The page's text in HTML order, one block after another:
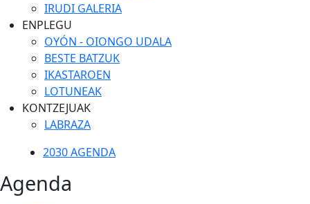
IRUDI GALERIA
ENPLEGU
OYÓN - OIONGO UDALA
BESTE BATZUK
IKASTAROEN
LOTUNEAK
KONTZEJUAK
LABRAZA
2030 AGENDA
Agenda